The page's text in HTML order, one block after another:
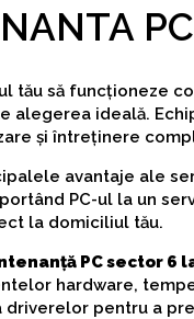
tău să funcționeze
alegerea ideală.
și întreținere
avantaje ale
PC-ul la un
la domiciliul tău.
PC sector 6
hardware,
pentru a